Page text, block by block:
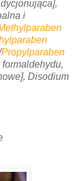
i
Propylparaben
Disodium